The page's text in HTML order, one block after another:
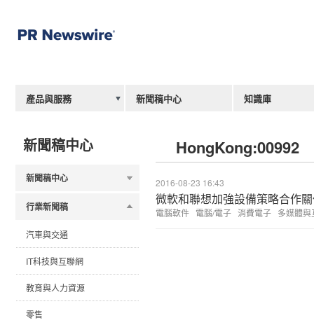
新聞稿中心
新聞稿中心
行業新聞稿
汽車與交通
IT科技與互聯網
教育與人力資源
零售
HongKong:00992
2016-08-23 16:43
微軟和聯想加強設備策略合作
電腦軟件 電腦/電子 消費電子 多媒體與
產品與服務 新聞稿中心 知識庫